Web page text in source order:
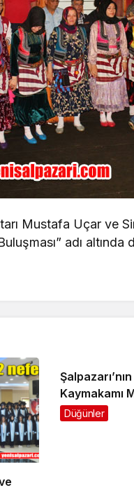
Mustafa Uçar ve
adı
Kaymakamı
görevine
Düğünler